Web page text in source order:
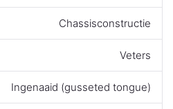
Chassisconstructie
Veters
Ingenaaid (gusseted tongue)